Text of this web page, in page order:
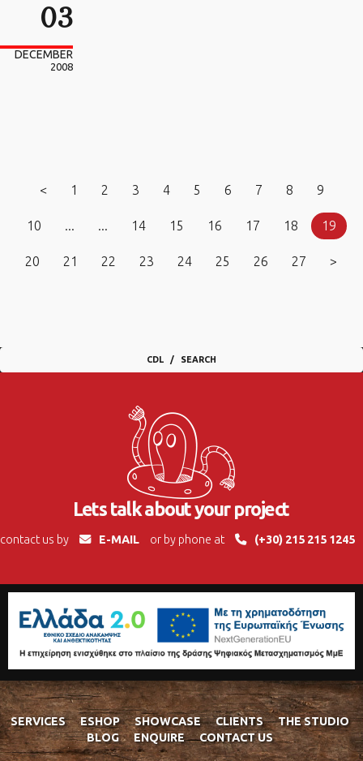
03
DECEMBER
2008
< 1 2 3 4 5 6 7 8 9
10 ... ... 14 15 16 17 18 19
20 21 22 23 24 25 26 27 >
CDL SEARCH
Lets talk about your project
contact us by E-MAIL or by phone at (+30) 215 215 1245
SERVICES ESHOP SHOWCASE CLIENTS
THE STUDIO
BLOG
ENQUIRE CONTACT US